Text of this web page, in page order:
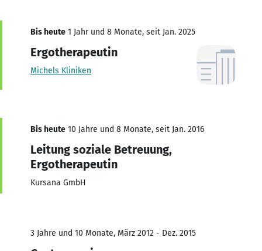
Bis heute 1 Jahr und 8 Monate, seit Jan. 2025
Ergotherapeutin
Michels Kliniken
Bis heute 10 Jahre und 8 Monate, seit Jan. 2016
Leitung soziale Betreuung,
Ergotherapeutin
Kursana GmbH
3 Jahre und 10 Monate, März 2012 - Dez. 2015